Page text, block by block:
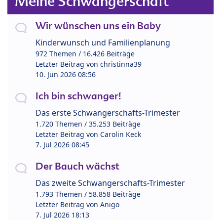
Wir wünschen uns ein Baby
Kinderwunsch und Familienplanung
972 Themen / 16.426 Beiträge
Letzter Beitrag von christinna39
10. Jun 2026 08:56
Ich bin schwanger!
Das erste Schwangerschafts-Trimester
1.720 Themen / 35.253 Beiträge
Letzter Beitrag von Carolin Keck
7. Jul 2026 08:45
Der Bauch wächst
Das zweite Schwangerschafts-Trimester
1.793 Themen / 58.858 Beiträge
Letzter Beitrag von Anigo
7. Jul 2026 18:13